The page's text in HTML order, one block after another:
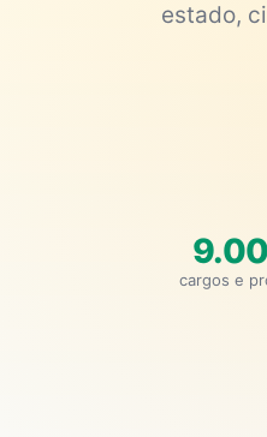
estado,
cargos e